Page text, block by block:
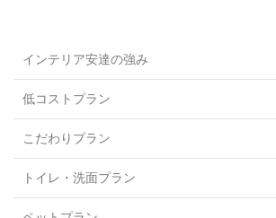
インテリア安達の強み
低コストプラン
こだわりプラン
トイレ・洗面プラン